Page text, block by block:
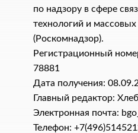
по надзору в сфере
технологий и
(Роскомнадзор).
Регистрационный
78881
Дата получения:
Главный редактор:
Электронная почта:
Телефон: